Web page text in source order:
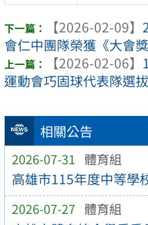
相關公告
2026-07-31 體育組
高雄市115年度中等學
2026-07-27 體育組
【2026-02-09】
會仁中團隊榮獲《大會
【2026-02-06】
運動會巧固球代表隊選